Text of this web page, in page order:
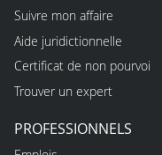
Suivre mon affaire
Aide juridictionnelle
Certificat de non pourvoi
Trouver un expert
PROFESSIONNELS